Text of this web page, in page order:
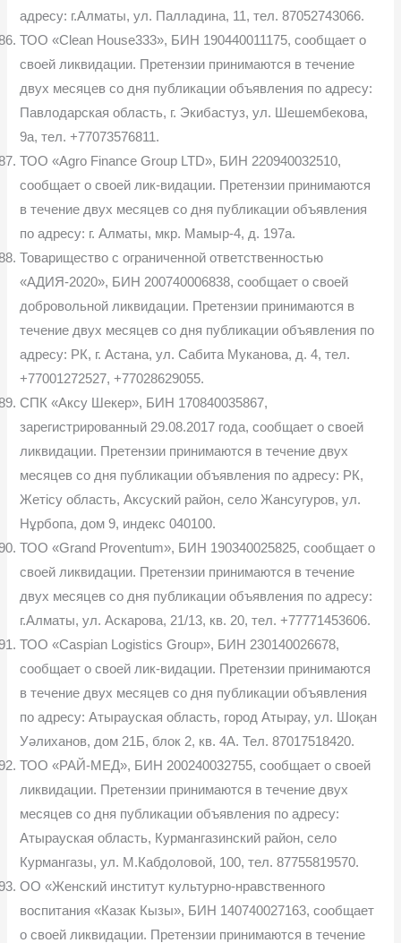
адресу: г.Алматы, ул. Палладина, 11, тел. 87052743066.
ТОО «Clean House333», БИН 190440011175, сообщает о
своей ликвидации. Претензии принимаются в течение
двух месяцев со дня публикации объявления по адресу:
Павлодарская область, г. Экибастуз, ул. Шешембекова,
9а, тел. +77073576811.
ТОО «Agro Finance Group LTD», БИН 220940032510,
сообщает о своей лик-видации. Претензии принимаются
в течение двух месяцев со дня публикации объявления
по адресу: г. Алматы, мкр. Мамыр-4, д. 197а.
Товарищество с ограниченной ответственностью
«АДИЯ-2020», БИН 200740006838, сообщает о своей
добровольной ликвидации. Претензии принимаются в
течение двух месяцев со дня публикации объявления по
адресу: РК, г. Астана, ул. Сабита Муканова, д. 4, тел.
+77001272527, +77028629055.
СПК «Аксу Шекер», БИН 170840035867,
зарегистрированный 29.08.2017 года, сообщает о своей
ликвидации. Претензии принимаются в течение двух
месяцев со дня публикации объявления по адресу: РК,
Жетісу область, Аксуский район, село Жансугуров, ул.
Нұрбопа, дом 9, индекс 040100.
ТОО «Grand Proventum», БИН 190340025825, сообщает о
своей ликвидации. Претензии принимаются в течение
двух месяцев со дня публикации объявления по адресу:
г.Алматы, ул. Аскарова, 21/13, кв. 20, тел. +77771453606.
ТОО «Caspian Logistics Group», БИН 230140026678,
сообщает о своей лик-видации. Претензии принимаются
в течение двух месяцев со дня публикации объявления
по адресу: Атырауская область, город Атырау, ул. Шоқан
Уәлиханов, дом 21Б, блок 2, кв. 4А. Тел. 87017518420.
ТОО «РАЙ-МЕД», БИН 200240032755, сообщает о своей
ликвидации. Претензии принимаются в течение двух
месяцев со дня публикации объявления по адресу:
Атырауская область, Курмангазинский район, село
Курмангазы, ул. М.Кабдоловой, 100, тел. 87755819570.
ОО «Женский институт культурно-нравственного
воспитания «Казак Кызы», БИН 140740027163, сообщает
о своей ликвидации. Претензии принимаются в течение